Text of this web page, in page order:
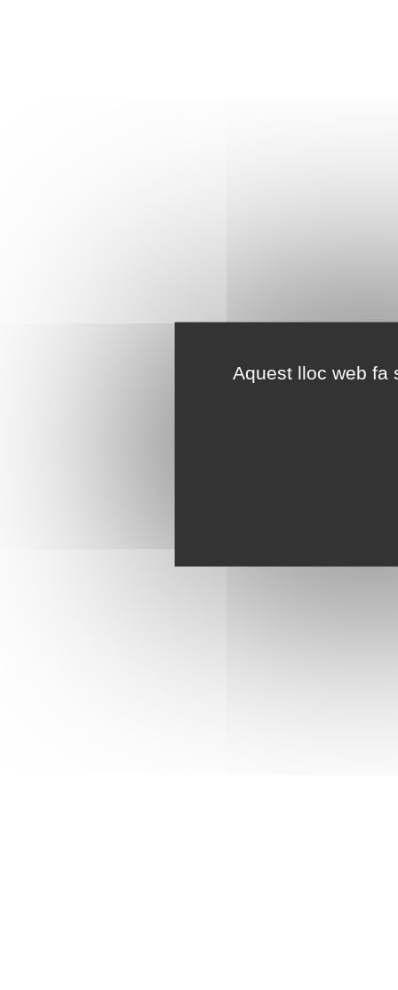
Aquest lloc web fa